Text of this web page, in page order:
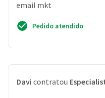
email mkt
Pedido atendido
Davi contratou